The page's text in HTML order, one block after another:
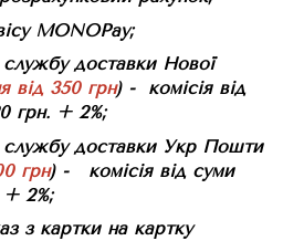
MONOPay;
службу доставки Нової
від 350 грн) - комісія від
грн. + 2%;
службу доставки Укр Пошти
грн) - комісія від суми
+ 2%;
з картки на картку